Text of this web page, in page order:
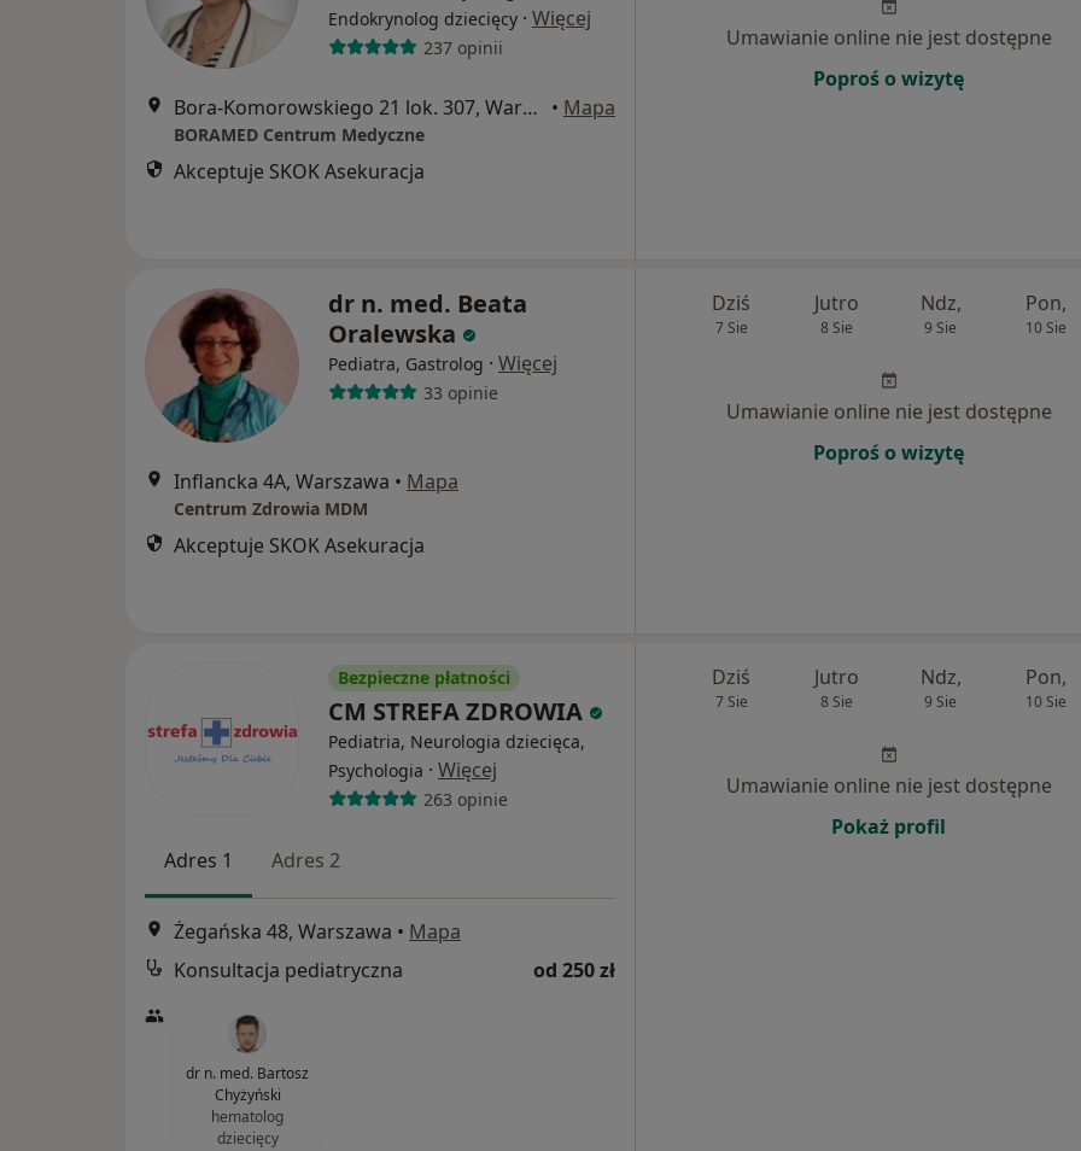
Endokrynolog dziecięcy · Więcej
237 opinii
Bora-Komorowskiego 21 lok. 307, Warszawa • Mapa
BORAMED Centrum Medyczne
Akceptuje SKOK Asekuracja
Umawianie online nie jest dostępne
Poproś o wizytę
dr n. med. Beata
Oralewska
Pediatra, Gastrolog · Więcej
33 opinie
Inflancka 4A, Warszawa • Mapa
Centrum Zdrowia MDM
Akceptuje SKOK Asekuracja
Dziś
7 Sie
Jutro
8 Sie
Ndz,
9 Sie
Pon,
10 Sie
Umawianie online nie jest dostępne
Poproś o wizytę
Bezpieczne płatności
CM STREFA ZDROWIA
Pediatria, Neurologia dziecięca,
Psychologia · Więcej
263 opinie
Adres 1 Adres 2
Żegańska 48, Warszawa • Mapa
Konsultacja pediatryczna
od 250 zł
dr n. med. Bartosz
Chyżyński
hematolog
dziecięcy
Dziś
7 Sie
Jutro
8 Sie
Ndz,
9 Sie
Pon,
10 Sie
Umawianie online nie jest dostępne
Pokaż profil